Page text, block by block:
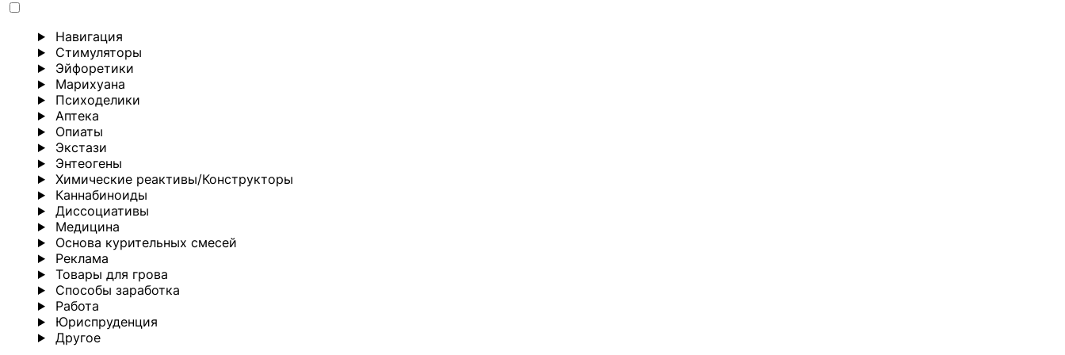
Навигация
Стимуляторы
Эйфоретики
Марихуана
Психоделики
Аптека
Опиаты
Экстази
Энтеогены
Химические реактивы/Конструкторы
Каннабиноиды
Диссоциативы
Медицина
Основа курительных смесей
Реклама
Товары для грова
Способы заработка
Работа
Юриспруденция
Другoе